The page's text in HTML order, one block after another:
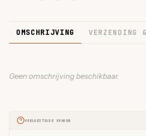
OMSCHRIJVING VERZENDING
Geen omschrijving beschikbaar.
VEELGESTELDE VRAGEN